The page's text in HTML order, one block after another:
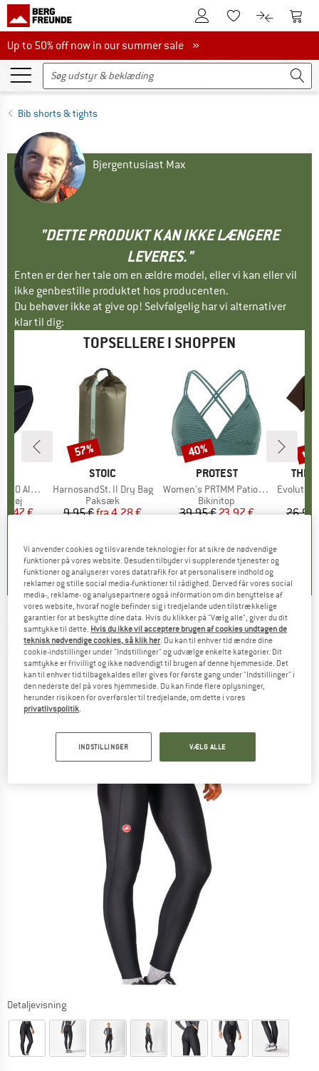
Til kundekontoenTil huskesedlen.
Til Til
Up to 50% off now in our summer sale
Up to 50% off now in our summer sale »
Bib shorts & tights
Bjergentusiast Max
"DETTE PRODUKT KAN IKKE LÆNGERE
LEVERES."
Enten er der her tale om en ældre model, eller vi kan eller vil
ikke genbestille produktet hos producenten.
Du behøver ikke at give op! Selvfølgelig har vi alternativer
klar til dig:
TOPSELLERE I SHOPPEN
Brief
pris
€
)
MÆRKE
STOIC
Artikel
HarnosandSt. II Dry Bag
Produktgruppe
Paksæk
Pris
9,95 € Nedsat pris
fra4,28 €
5,0(2)
Rabat
57%
MÆRKE
PROTEST
Artikel
Women's PRTMM Patio Triangle
Produktgruppe
Bikinitop
Pris
39,95 €Nedsat pris
23,97 €
4,9(23)
Rabat
40%
THE
Artikel
Evolution
26,95
til
CASTELLI -Women's Espresso DT Bibtight -
Cykelbukser
(0)
Detaljevisning
Vi anvender cookies og tilsvarende teknologier for at sikre de nødvendige
funktioner på vores website. Desuden tilbyder vi supplerende tjenester og
funktioner og analyserer vores datatrafik for at personalisere indhold og
reklamer og stille social media-funktioner til rådighed. Derved får vores social
media-, reklame- og analysepartnere også information om din benyttelse af
vores website, hvoraf nogle befinder sig i tredjelande uden tilstrækkelige
garantier for at beskytte dine data. Hvis du klikker på "Vælg alle", giver du dit
samtykke til dette. Hvis du ikke vil acceptere brugen af cookies undtagen de
teknisk nødvendige cookies, så klik her . Du kan til enhver tid ændre dine
cookie-indstillinger under "Indstillinger" og udvælge enkelte kategorier. Dit
samtykke er frivilligt og ikke nødvendigt til brugen af denne hjemmeside. Det
kan til enhver tid tilbagekaldes eller gives for første gang under "Indstillinger" i
den nederste del på vores hjemmeside. Du kan finde flere oplysninger,
herunder risikoen for overførsler til tredjelande, om dette i vores
privatlivspolitik
INDSTILLINGER VÆLG ALLE